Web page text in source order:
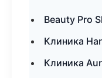
Beauty Pro
Клиника
Клиника